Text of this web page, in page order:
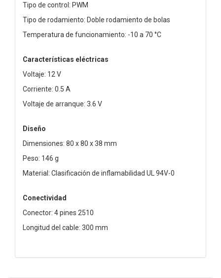
Tipo de control: PWM
Tipo de rodamiento: Doble rodamiento de bolas
Temperatura de funcionamiento: -10 a 70 °C
Características eléctricas
Voltaje: 12 V
Corriente: 0.5 A
Voltaje de arranque: 3.6 V
Diseño
Dimensiones: 80 x 80 x 38 mm
Peso: 146 g
Material: Clasificación de inflamabilidad UL 94V-0
Conectividad
Conector: 4 pines 2510
Longitud del cable: 300 mm